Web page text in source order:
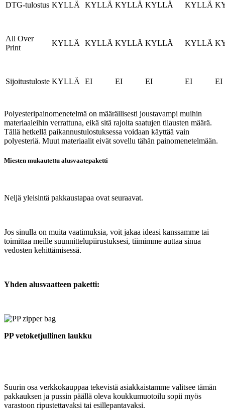
DTG-tulostus KYLLÄ KYLLÄ KYLLÄ KYLLÄ KYLLÄ
All Over
Print
KYLLÄ KYLLÄ KYLLÄ KYLLÄ KYLLÄ
Sijoitustuloste KYLLÄ EI EI EI EI EI
Polyesteripainomenetelmä on määrällisesti joustavampi muihin
materiaaleihin verrattuna, eikä sitä rajoita saatujen tilausten määrä.
Tällä hetkellä paikannustulostuksessa voidaan käyttää vain
polyesteriä. Muut materiaalit eivät sovellu tähän painomenetelmään.
Miesten mukautettu alusvaatepaketti
Neljä yleisintä pakkaustapaa ovat seuraavat.
Jos sinulla on muita vaatimuksia, voit jakaa ideasi kanssamme tai
toimittaa meille suunnittelupiirustuksesi, tiimimme auttaa sinua
vedosten kehittämisessä.
Yhden alusvaatteen paketti:
PP vetoketjullinen laukku
Suurin osa verkkokauppaa tekevistä asiakkaistamme valitsee tämän
pakkauksen ja pussin päällä oleva koukkumuotoilu sopii myös
varastoon ripustettavaksi tai esillepantavaksi.